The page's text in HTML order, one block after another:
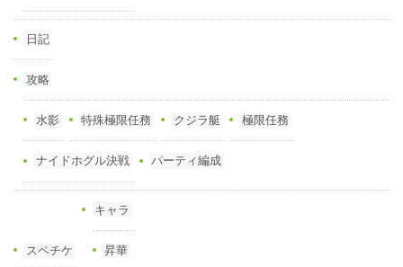
日記
攻略
水影 特殊極限任務 クジラ艇 極限任務
ナイドホグル決戦 パーティ編成
スペチケ
キャラ
昇華